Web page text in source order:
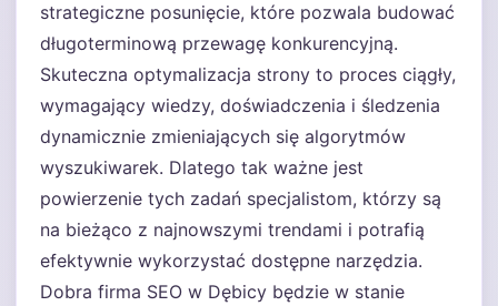
strategiczne posunięcie, które pozwala budować
długoterminową przewagę konkurencyjną.
Skuteczna optymalizacja strony to proces ciągły,
wymagający wiedzy, doświadczenia i śledzenia
dynamicznie zmieniających się algorytmów
wyszukiwarek. Dlatego tak ważne jest
powierzenie tych zadań specjalistom, którzy są
na bieżąco z najnowszymi trendami i potrafią
efektywnie wykorzystać dostępne narzędzia.
Dobra firma SEO w Dębicy będzie w stanie